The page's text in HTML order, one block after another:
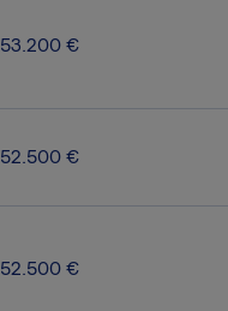
53.200 €
52.500 €
52.500 €